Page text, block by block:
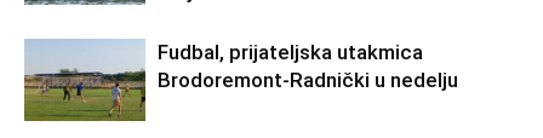
Fudbal, prijateljska utakmica
Brodoremont-Radnički u nedelju